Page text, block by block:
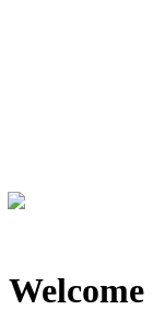
Welcome